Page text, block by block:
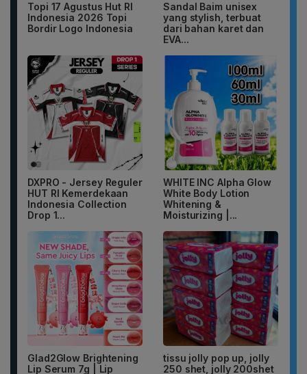
Topi 17 Agustus Hut RI
Indonesia 2026 Topi
Bordir Logo Indonesia
Sandal Baim unisex
yang stylish, terbuat
dari bahan karet dan
EVA...
DXPRO - Jersey Reguler
HUT RI Kemerdekaan
Indonesia Collection
Drop 1...
WHITE INC Alpha Glow
White Body Lotion
Whitening &
Moisturizing |...
Glad2Glow Brightening
Lip Serum 7g | Lip
tissu jolly pop up, jolly
250 shet, jolly 200shet